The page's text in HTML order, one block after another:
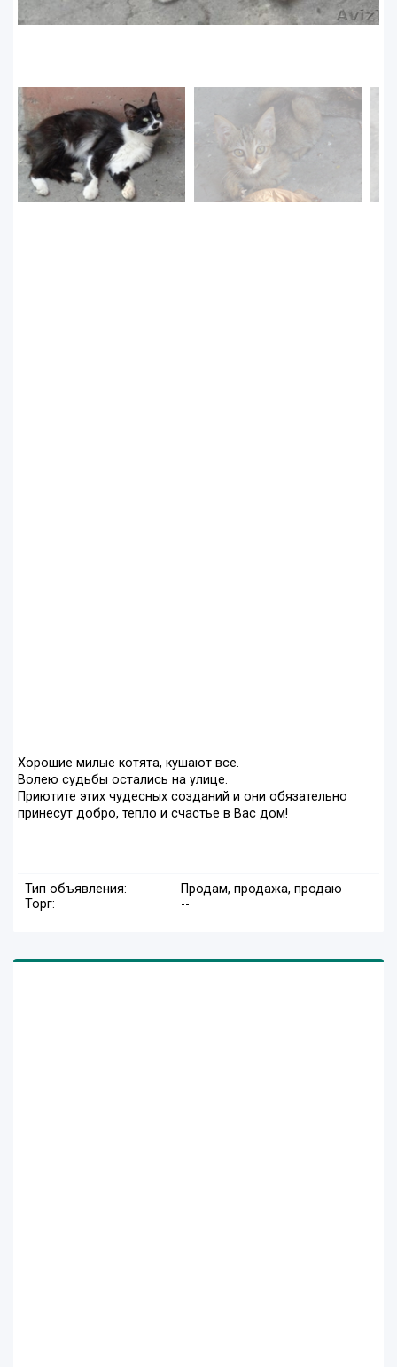
Хорошие милые котята, кушают все.
Волею судьбы остались на улице.
Приютите этих чудесных созданий и они обязательно
принесут добро, тепло и счастье в Вас дом!
Тип объявления:
Продам, продажа, продаю
Торг:
--